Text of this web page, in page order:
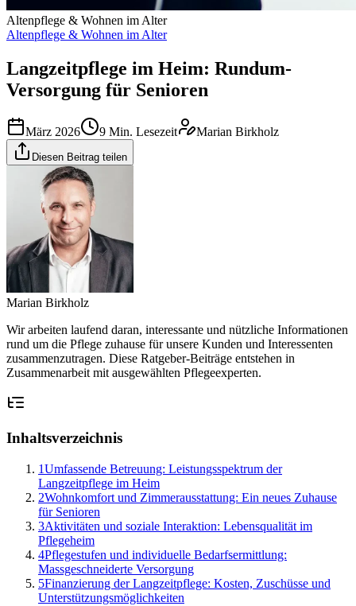
Altenpflege & Wohnen im Alter
Altenpflege & Wohnen im Alter
Langzeitpflege im Heim: Rundum-
Versorgung für Senioren
März 2026 9 Min. Lesezeit Marian Birkholz
Diesen Beitrag teilen
Marian Birkholz
Wir arbeiten laufend daran, interessante und nützliche Informationen
rund um die Pflege zuhause für unsere Kunden und Interessenten
zusammenzutragen. Diese Ratgeber-Beiträge entstehen in
Zusammenarbeit mit ausgewählten Pflegeexperten.
Inhaltsverzeichnis
1Umfassende Betreuung: Leistungsspektrum der
Langzeitpflege im Heim
2Wohnkomfort und Zimmerausstattung: Ein neues Zuhause
für Senioren
3Aktivitäten und soziale Interaktion: Lebensqualität im
Pflegeheim
4Pflegestufen und individuelle Bedarfsermittlung:
Massgeschneiderte Versorgung
5Finanzierung der Langzeitpflege: Kosten, Zuschüsse und
Unterstützungsmöglichkeiten